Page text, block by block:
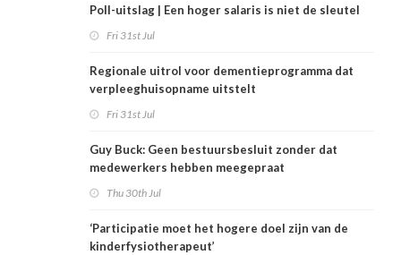
Poll-uitslag | Een hoger salaris is niet de sleutel
Fri 31st Jul
Regionale uitrol voor dementieprogramma dat
verpleeghuisopname uitstelt
Fri 31st Jul
Guy Buck: Geen bestuursbesluit zonder dat
medewerkers hebben meegepraat
Thu 30th Jul
‘Participatie moet het hogere doel zijn van de
kinderfysiotherapeut’